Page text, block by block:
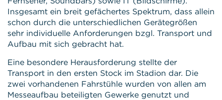
Insgesamt ein breit gefächertes Spektrum, dass allein
schon durch die unterschiedlichen Gerätegrößen
sehr individuelle Anforderungen bzgl. Transport und
Aufbau mit sich gebracht hat.
Eine besondere Herausforderung stellte der
Transport in den ersten Stock im Stadion dar. Die
zwei vorhandenen Fahrstühle wurden von allen am
Messeaufbau beteiligten Gewerke genutzt und